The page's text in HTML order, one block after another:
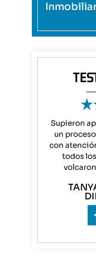
Supieron
un
con
todos